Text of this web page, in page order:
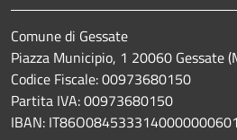
Comune di Gessate
Piazza Municipio, 1 20060 Gessate
Codice Fiscale: 00973680150
Partita IVA: 00973680150
IBAN: